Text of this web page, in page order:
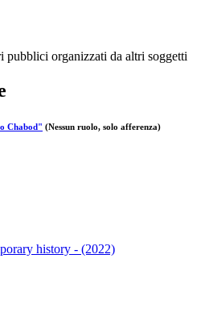
pubblici organizzati da altri soggetti
Chabod" (Nessun ruolo, solo afferenza)
history - (2022)